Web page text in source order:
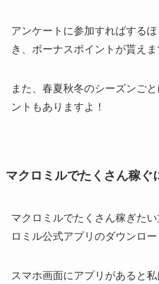
アンケートに参加すればする
き、ボーナスポイントが貰えま
また、春夏秋冬のシーズンご
ントもありますよ！
マクロミルでたくさん稼ぐ
マクロミルでたくさん稼ぎた
ロミル公式アプリのダウンロー
スマホ画面にアプリがあると